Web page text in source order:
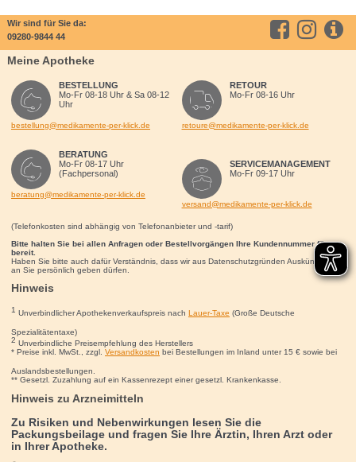
Wir sind für Sie da:
09280-9844 44
Meine Apotheke
BESTELLUNG
Mo-Fr 08-18 Uhr & Sa 08-12
Uhr
bestellung@medikamente-per-klick.de
BERATUNG
Mo-Fr 08-17 Uhr
(Fachpersonal)
beratung@medikamente-per-klick.de
RETOUR
Mo-Fr 08-16 Uhr
retoure@medikamente-per-klick.de
SERVICEMANAGEMENT
Mo-Fr 09-17 Uhr
versand@medikamente-per-klick.de
(Telefonkosten sind abhängig von Telefonanbieter und -tarif)
Bitte halten Sie bei allen Anfragen oder Bestellvorgängen Ihre Kundennummer für uns
bereit.
Haben Sie bitte auch dafür Verständnis, dass wir aus Datenschutzgründen Auskünfte nur
an Sie persönlich geben dürfen.
Hinweis
1 Unverbindlicher Apothekenverkaufspreis nach Lauer-Taxe (Große Deutsche
Spezialitätentaxe)
2 Unverbindliche Preisempfehlung des Herstellers
* Preise inkl. MwSt., zzgl. Versandkosten bei Bestellungen im Inland unter 15 €sowie bei
Auslandsbestellungen.
** Gesetzl. Zuzahlung auf ein Kassenrezept einer gesetzl. Krankenkasse.
Hinweis zu Arzneimitteln
Zu Risiken und Nebenwirkungen lesen Sie die
Packungsbeilage und fragen Sie Ihre Ärztin, Ihren Arzt oder
in Ihrer Apotheke.